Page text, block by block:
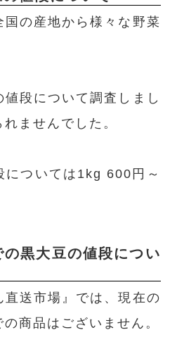
の産地から様々な野菜
段について調査しまし
ませんでした。
については1kg 600円～
黒大豆の値段につい
送市場』では、現在の
商品はございません。